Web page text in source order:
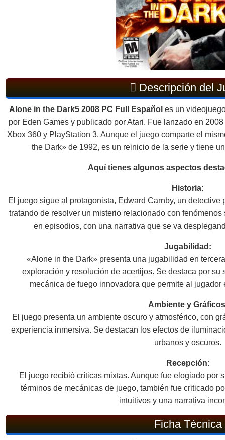
Descripción del
Alone in the Dark5 2008 PC Full Español es un
por Eden Games y publicado por Atari. Fue lanzado en
Xbox 360 y PlayStation 3. Aunque el juego comparte el
the Dark» de 1992, es un reinicio de la serie y tiene
Aquí tienes algunos aspectos
Historia:
El juego sigue al protagonista, Edward Carnby, un
tratando de resolver un misterio relacionado con
en episodios, con una narrativa que se va
Jugabilidad:
«Alone in the Dark» presenta una jugabilidad en
exploración y resolución de acertijos. Se destaca por su
mecánica de fuego innovadora que permite al
Ambiente y
El juego presenta un ambiente oscuro y atmosférico, con
experiencia inmersiva. Se destacan los efectos de
urbanos y oscuros.
Recepción:
El juego recibió críticas mixtas. Aunque fue elogiado por
términos de mecánicas de juego, también fue criticado
intuitivos y una narrativa
Ficha Técnica